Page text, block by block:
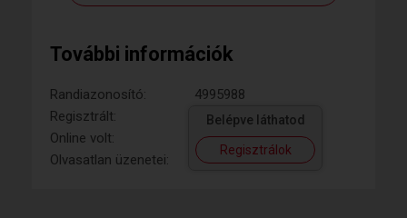
További információk
Randiazonosító:
4995988
Regisztrált:
Online volt:
Olvasatlan üzenetei:
Belépve láthatod
Regisztrálok